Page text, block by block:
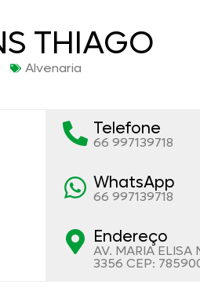
THIAGO
Alvenaria
Telefone
66 997139718
WhatsApp
66 997139718
Endereço
AV. MARIA ELISA
3356 CEP: